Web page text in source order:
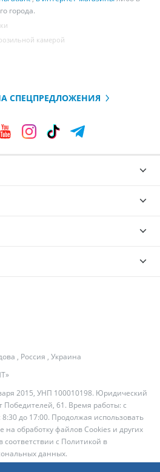
города.
камерой
СПЕЦПРЕДЛОЖЕНИЯ
2015, УНП 100010198. Юридический
Победителей, 61. Время работы: с
до 17:00. Продолжая использовать
на обработку файлов Cookies и других
соответствии с Политикой в
данных.
, Россия , Украина